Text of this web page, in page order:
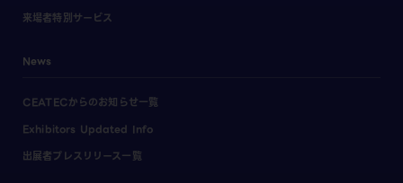
来場者特別サービス
News
CEATECからのお知らせ一覧
Exhibitors Updated Info
出展者プレスリリース一覧